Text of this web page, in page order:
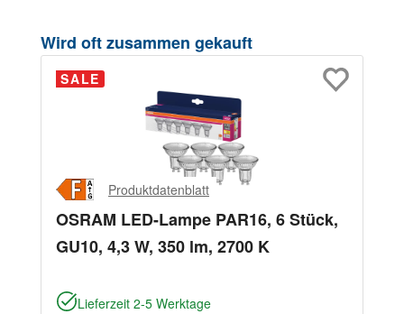
Produktgalerie überspringen
Wird oft zusammen gekauft
SALE
Produktdatenblatt
OSRAM LED-Lampe PAR16, 6 Stück,
GU10, 4,3 W, 350 lm, 2700 K
Lieferzeit 2-5 Werktage